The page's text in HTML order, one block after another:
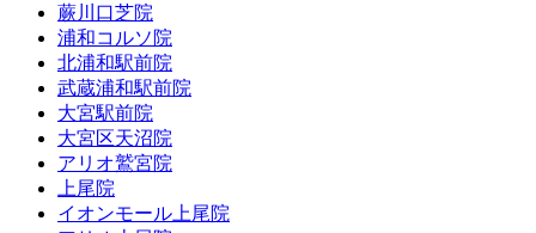
蕨川口芝院
浦和コルソ院
北浦和駅前院
武蔵浦和駅前院
大宮駅前院
大宮区天沼院
アリオ鷲宮院
上尾院
イオンモール上尾院